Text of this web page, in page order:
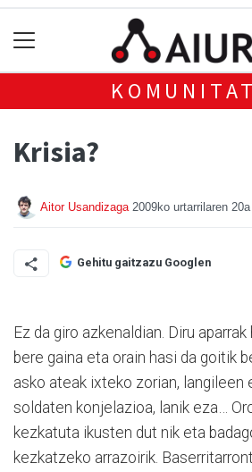
Krisia?
Aitor Usandizaga 2009ko urtarrilaren 20a
Gehitu gaitzazu Googlen
Ez da giro azkenaldian. Diru
bere gaina eta orain hasi da goitik
asko ateak ixteko zorian, langileen
soldaten konjelazioa, lanik eza…
kezkatuta ikusten dut nik eta
kezkatzeko arrazoirik.